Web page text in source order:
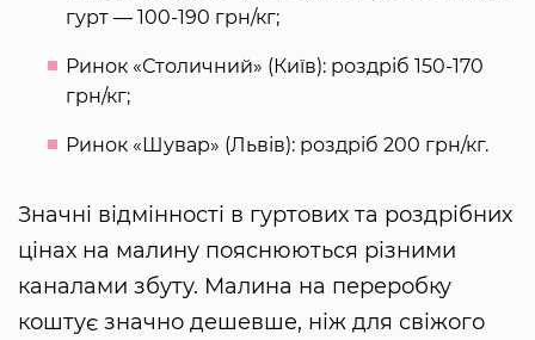
гурт — 100-190 грн/кг;
Ринок «Столичний» (Київ): роздріб 150-170
грн/кг;
Ринок «Шувар» (Львів): роздріб 200 грн/кг.
Значні відмінності в гуртових та роздрібних
цінах на малину пояснюються різними
каналами збуту. Малина на переробку
коштує значно дешевше, ніж для свіжого